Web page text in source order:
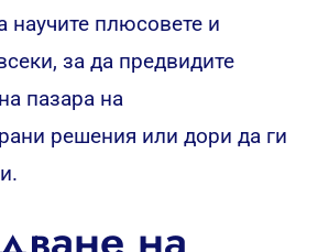
научите плюсовете и
за да предвидите
пазара на
решения или дори да ги